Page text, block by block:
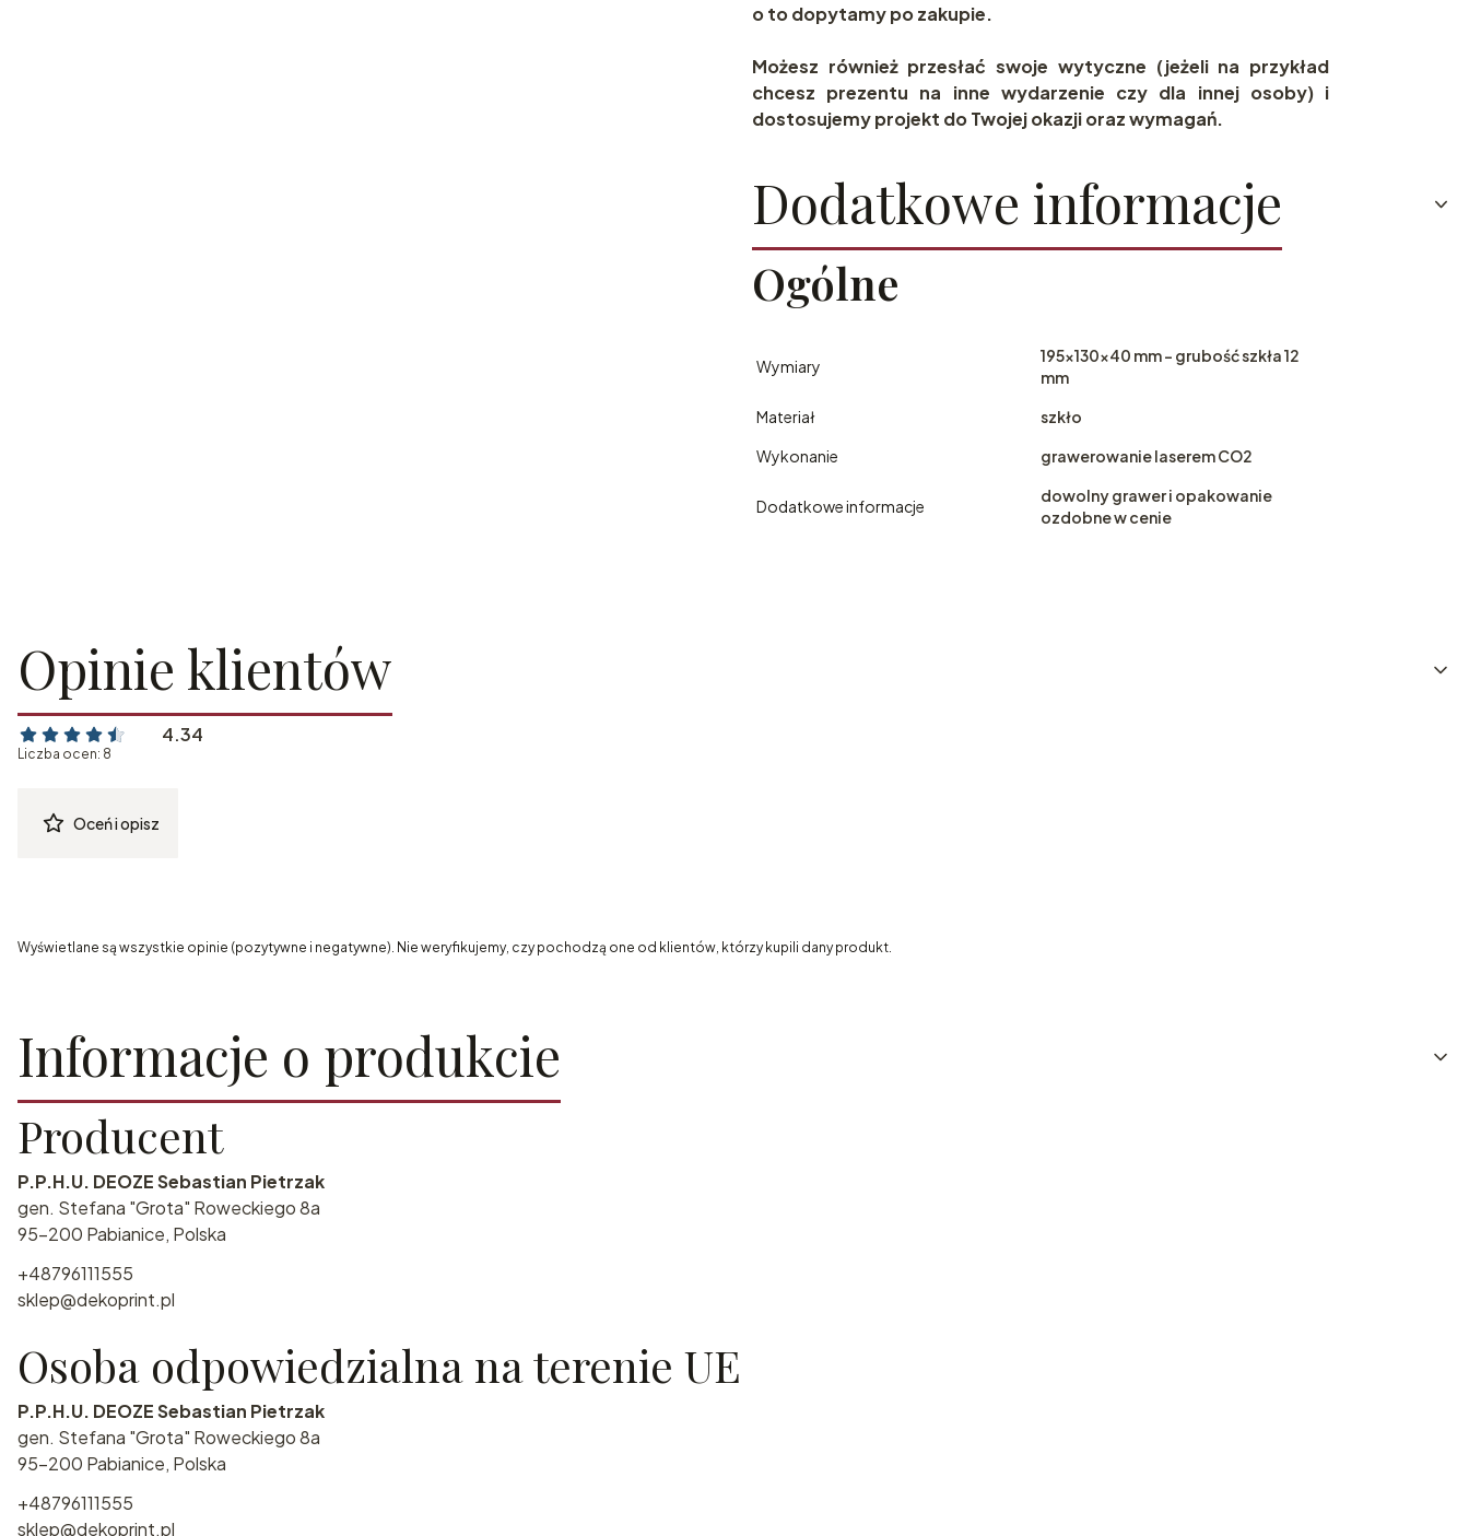
o to dopytamy po zakupie.
Możesz również przesłać swoje wytyczne (jeżeli na przykład
chcesz prezentu na inne wydarzenie czy dla innej osoby) i
dostosujemy projekt do Twojej okazji oraz wymagań.
Dodatkowe informacje
Ogólne
Wymiary
195x130x40 mm - grubość szkła 12
mm
Materiał
szkło
Wykonanie
grawerowanie laserem CO2
Dodatkowe informacje
dowolny grawer i opakowanie
ozdobne w cenie
Opinie klientów
4.34
Liczba ocen: 8
Oceń i opisz
Wyświetlane są wszystkie opinie (pozytywne i negatywne). Nie weryfikujemy, czy pochodzą one od klientów, którzy kupili dany produkt.
Informacje o produkcie
Producent
P.P.H.U. DEOZE Sebastian Pietrzak
gen. Stefana "Grota" Roweckiego 8a
95-200 Pabianice, Polska
+48796111555
sklep@dekoprint.pl
Osoba odpowiedzialna na terenie UE
P.P.H.U. DEOZE Sebastian Pietrzak
gen. Stefana "Grota" Roweckiego 8a
95-200 Pabianice, Polska
+48796111555
sklep@dekoprint.pl